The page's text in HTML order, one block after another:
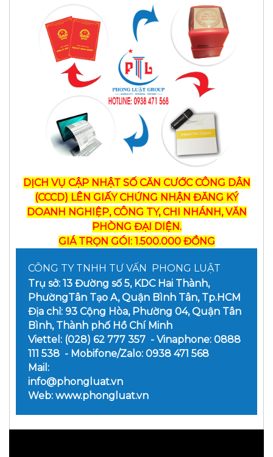
DỊCH VỤ CẬP NHẬT SỐ CĂN CƯỚC CÔNG DÂN
(CCCD) LÊN GIẤY CHỨNG NHẬN ĐĂNG KÝ
DOANH NGHIỆP, CÔNG TY, CHI NHÁNH, VĂN
PHÒNG ĐẠI DIỆN.
GIÁ TRỌN GÓI: 1.500.000 ĐỒNG
CÔNG TY TNHH TƯ VẤN PHONG LUẬT
Trụ sở: 13 Đường số 5, KDC Hai Thành,
PhườngTân Tạo A, Quận Bình Tân, Tp.HCM
Địa chỉ: 93 Cộng Hòa, Phường 04, Quận Tân
Bình, Thành phố Hồ Chí Minh
Viettel: (028) 62 777 357 - Vinaphone: 0888
111 538 - Mobifone/Zalo: 0938 471 568
Mail:
info@phongluat.vn
Web: www.phongluat.vn